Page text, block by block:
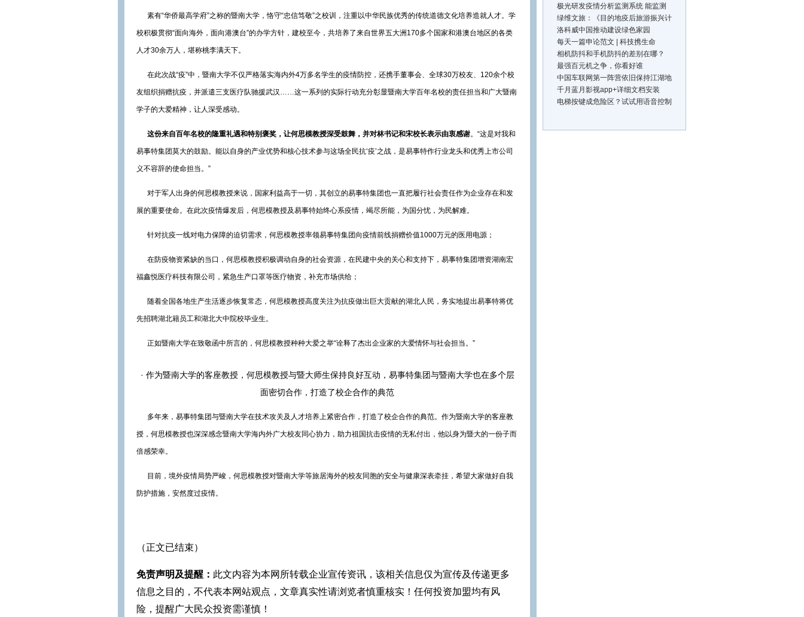
素有“华侨最高学府”之称的暨南大学，恪守“忠信笃敬”之校训，注重以中华民族优秀的传统道德文化培养造就人才。学
校积极贯彻“面向海外，面向港澳台”的办学方针，建校至今，共培养了来自世界五大洲170多个国家和港澳台地区的各类
人才30余万人，堪称桃李满天下。
在此次战“疫”中，暨南大学不仅严格落实海内外4万多名学生的疫情防控，还携手董事会、全球30万校友、120余个校
友组织捐赠抗疫，并派遣三支医疗队驰援武汉……这一系列的实际行动充分彰显暨南大学百年名校的责任担当和广大暨南
学子的大爱精神，让人深受感动。
这份来自百年名校的隆重礼遇和特别褒奖，让何思模教授深受鼓舞，并对林书记和宋校长表示由衷感谢。“这是对我和
易事特集团莫大的鼓励。能以自身的产业优势和核心技术参与这场全民抗‘疫’之战，是易事特作行业龙头和优秀上市公司
义不容辞的使命担当。”
对于军人出身的何思模教授来说，国家利益高于一切，其创立的易事特集团也一直把履行社会责任作为企业存在和发
展的重要使命。在此次疫情爆发后，何思模教授及易事特始终心系疫情，竭尽所能，为国分忧，为民解难。
针对抗疫一线对电力保障的迫切需求，何思模教授率领易事特集团向疫情前线捐赠价值1000万元的医用电源；
在防疫物资紧缺的当口，何思模教授积极调动自身的社会资源，在民建中央的关心和支持下，易事特集团增资湖南宏
福鑫悦医疗科技有限公司，紧急生产口罩等医疗物资，补充市场供给；
随着全国各地生产生活逐步恢复常态，何思模教授高度关注为抗疫做出巨大贡献的湖北人民，务实地提出易事特将优
先招聘湖北籍员工和湖北大中院校毕业生。
正如暨南大学在致敬函中所言的，何思模教授种种大爱之举“诠释了杰出企业家的大爱情怀与社会担当。”
· 作为暨南大学的客座教授，何思模教授与暨大师生保持良好互动，易事特集团与暨南大学也在多个层
面密切合作，打造了校企合作的典范
多年来，易事特集团与暨南大学在技术攻关及人才培养上紧密合作，打造了校企合作的典范。作为暨南大学的客座教
授，何思模教授也深深感念暨南大学海内外广大校友同心协力，助力祖国抗击疫情的无私付出，他以身为暨大的一份子而
倍感荣幸。
目前，境外疫情局势严峻，何思模教授对暨南大学等旅居海外的校友同胞的安全与健康深表牵挂，希望大家做好自我
防护措施，安然度过疫情。
（正文已结束）
免责声明及提醒： 此文内容为本网所转载企业宣传资讯，该相关信息仅为宣传及传递更多
信息之目的，不代表本网站观点，文章真实性请浏览者慎重核实！任何投资加盟均有风
险，提醒广大民众投资需谨慎！
极光研发疫情分析监测系统 能监测
绿维文旅：《目的地疫后旅游振兴计
洛科威中国推动建设绿色家园
每天一篇申论范文 | 科技携生命
相机防抖和手机防抖的差别在哪？
最强百元机之争，你看好谁
中国车联网第一阵营依旧保持江湖地
千月蓝月影视app+详细文档安装
电梯按键成危险区？试试用语音控制